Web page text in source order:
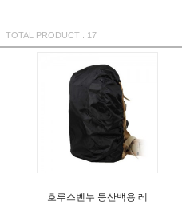
TOTAL PRODUCT : 17
호루스벤누 등산백용 레